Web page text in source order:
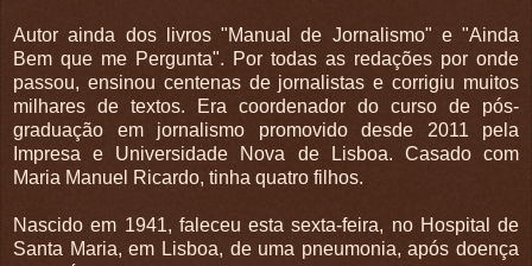
Autor ainda dos livros "Manual de Jornalismo" e "Ainda
Bem que me Pergunta". Por todas as redações por onde
passou, ensinou centenas de jornalistas e corrigiu muitos
milhares de textos. Era coordenador do curso de pós-
graduação em jornalismo promovido desde 2011 pela
Impresa e Universidade Nova de Lisboa. Casado com
Maria Manuel Ricardo, tinha quatro filhos.
Nascido em 1941, faleceu esta sexta-feira, no Hospital de
Santa Maria, em Lisboa, de uma pneumonia, após doença